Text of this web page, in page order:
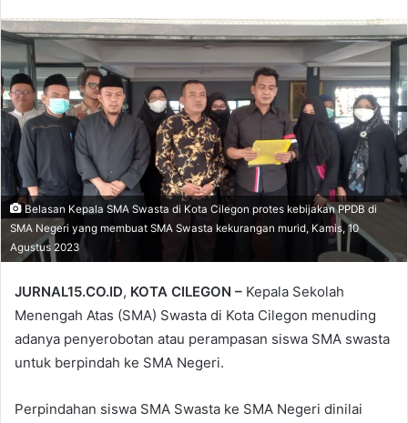
Belasan Kepala SMA Swasta di Kota Cilegon protes kebijakan PPDB di
SMA Negeri yang membuat SMA Swasta kekurangan murid, Kamis, 10
Agustus 2023
JURNAL15.CO.ID, KOTA CILEGON – Kepala Sekolah
Menengah Atas (SMA) Swasta di Kota Cilegon menuding
adanya penyerobotan atau perampasan siswa SMA swasta
untuk berpindah ke SMA Negeri.
Perpindahan siswa SMA Swasta ke SMA Negeri dinilai